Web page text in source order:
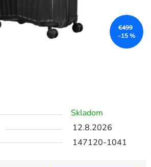
Skladom
12.8.2026
147120-1041
€499
–15 %